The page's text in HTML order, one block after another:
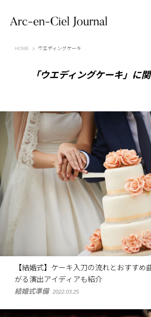
HOME Arc-en-Ciel Journal（アルカンシエル ジャーナル）
ウエディングケーキ
「ウエディングケーキ」に
【結婚式】ケーキ入刀の流れとおすすめ
がる演出アイディアも紹介
結婚式準備 2022.03.25